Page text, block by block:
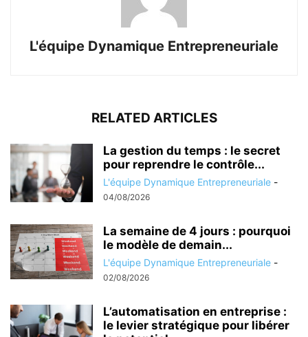
L'équipe Dynamique Entrepreneuriale
RELATED ARTICLES
La gestion du temps : le secret
pour reprendre le contrôle...
L'équipe Dynamique Entrepreneuriale -
04/08/2026
La semaine de 4 jours : pourquoi
le modèle de demain...
L'équipe Dynamique Entrepreneuriale -
02/08/2026
L’automatisation en entreprise :
le levier stratégique pour libérer